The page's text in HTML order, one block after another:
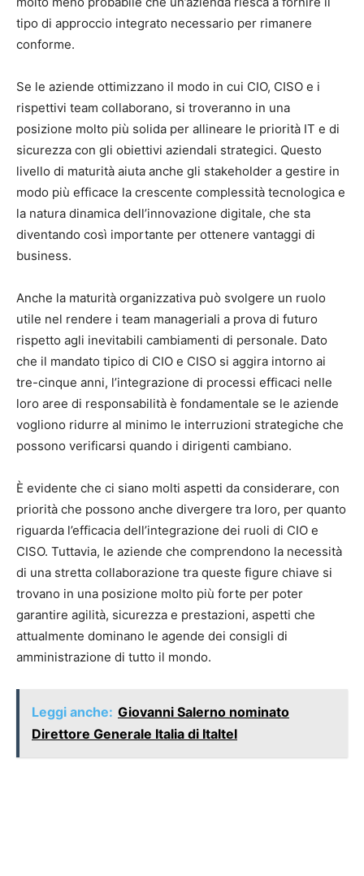
tipo di approccio integrato necessario per rimanere
conforme.
Se le aziende ottimizzano il modo in cui CIO, CISO e i
rispettivi team collaborano, si troveranno in una
posizione molto più solida per allineare le priorità IT e di
sicurezza con gli obiettivi aziendali strategici. Questo
livello di maturità aiuta anche gli stakeholder a gestire in
modo più efficace la crescente complessità tecnologica e
la natura dinamica dell’innovazione digitale, che sta
diventando così importante per ottenere vantaggi di
business.
Anche la maturità organizzativa può svolgere un ruolo
utile nel rendere i team manageriali a prova di futuro
rispetto agli inevitabili cambiamenti di personale. Dato
che il mandato tipico di CIO e CISO si aggira intorno ai
tre-cinque anni, l’integrazione di processi efficaci nelle
loro aree di responsabilità è fondamentale se le aziende
vogliono ridurre al minimo le interruzioni strategiche che
possono verificarsi quando i dirigenti cambiano.
È evidente che ci siano molti aspetti da considerare, con
priorità che possono anche divergere tra loro, per quanto
riguarda l’efficacia dell’integrazione dei ruoli di CIO e
CISO. Tuttavia, le aziende che comprendono la necessità
di una stretta collaborazione tra queste figure chiave si
trovano in una posizione molto più forte per poter
garantire agilità, sicurezza e prestazioni, aspetti che
attualmente dominano le agende dei consigli di
amministrazione di tutto il mondo.
Leggi anche: Giovanni Salerno nominato
Direttore Generale Italia di Italtel